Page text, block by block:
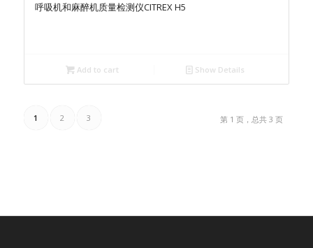
呼吸机和麻醉机质量检测仪CITREX H5
Add to cart Show Details
第 1 页，总共 3 页
1 2 3